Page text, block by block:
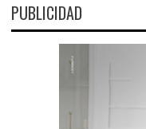
PUBLICIDAD